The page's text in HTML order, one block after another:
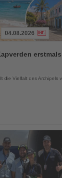
04.08.2026
die Vielfalt des Archipels